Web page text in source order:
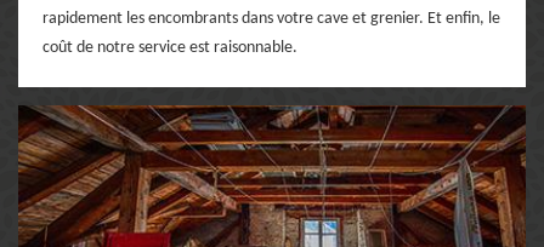
rapidement les encombrants dans votre cave et grenier. Et enfin, le
coût de notre service est raisonnable.